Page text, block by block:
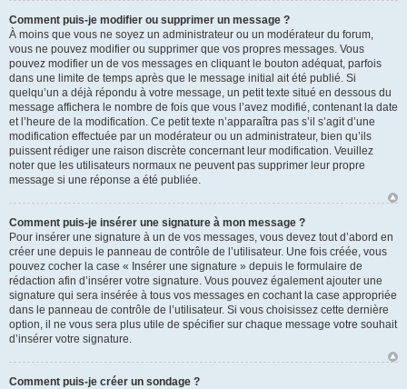
Comment puis-je modifier ou supprimer un message ?
À moins que vous ne soyez un administrateur ou un modérateur du forum,
vous ne pouvez modifier ou supprimer que vos propres messages. Vous
pouvez modifier un de vos messages en cliquant le bouton adéquat, parfois
dans une limite de temps après que le message initial ait été publié. Si
quelqu’un a déjà répondu à votre message, un petit texte situé en dessous du
message affichera le nombre de fois que vous l’avez modifié, contenant la date
et l’heure de la modification. Ce petit texte n’apparaîtra pas s’il s’agit d’une
modification effectuée par un modérateur ou un administrateur, bien qu’ils
puissent rédiger une raison discrète concernant leur modification. Veuillez
noter que les utilisateurs normaux ne peuvent pas supprimer leur propre
message si une réponse a été publiée.
Comment puis-je insérer une signature à mon message ?
Pour insérer une signature à un de vos messages, vous devez tout d’abord en
créer une depuis le panneau de contrôle de l’utilisateur. Une fois créée, vous
pouvez cocher la case « Insérer une signature » depuis le formulaire de
rédaction afin d’insérer votre signature. Vous pouvez également ajouter une
signature qui sera insérée à tous vos messages en cochant la case appropriée
dans le panneau de contrôle de l’utilisateur. Si vous choisissez cette dernière
option, il ne vous sera plus utile de spécifier sur chaque message votre souhait
d’insérer votre signature.
Comment puis-je créer un sondage ?